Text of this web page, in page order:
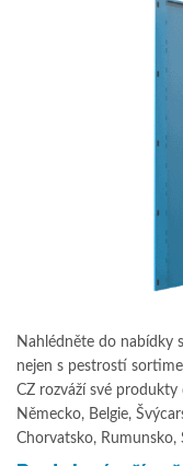
Nahlédněte do nabídky
nejen s pestrostí
CZ rozváží své produkty
Německo, Belgie,
Chorvatsko, Rumunsko,